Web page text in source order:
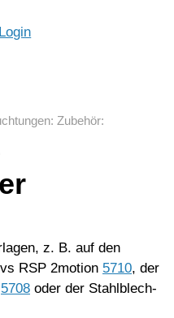
Login
: Zubehör:
z. B. auf den
RSP 2motion 5710, der
5708 oder der Stahlblech-